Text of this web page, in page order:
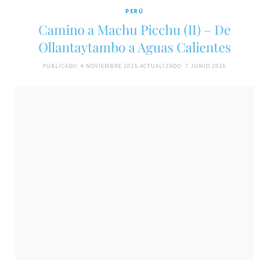
PERÚ
Camino a Machu Picchu (II) – De
Ollantaytambo a Aguas Calientes
PUBLICADO: 4 NOVIEMBRE 2015 ACTUALIZADO: 7 JUNIO 2026